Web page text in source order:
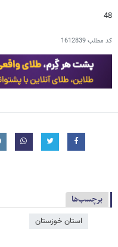
48
کد مطلب1612839
برچسب‌ها
استان خوزستان